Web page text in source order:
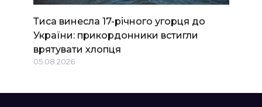
Тиса винесла 17-річного угорця до
України: прикордонники встигли
врятувати хлопця
05.08.2026